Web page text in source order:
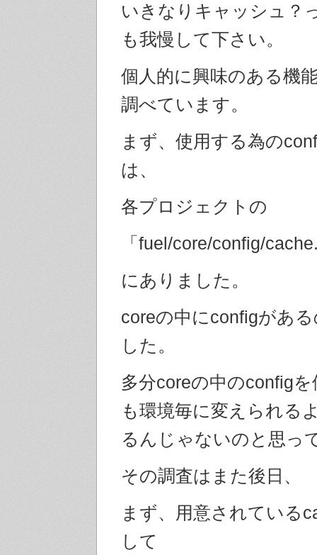
いきなりキャッシュ？
も我慢して下さい。
個人的に興味のある機
調べています。
まず、使用する為の
は、
各プロジェクトの
「fuel/core/config/
にありました。
coreの中にconfigがあ
した。
多分coreの中のconfig
も環境毎に変えられる
るんじゃないのと思っ
その調査はまた後日、
まず、用意されている
して